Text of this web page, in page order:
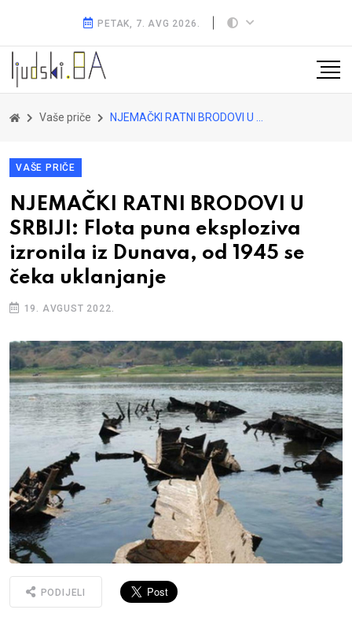
PETAK, 7. AVG 2026.
Vaše priče NJEMAČKI RATNI BRODOVI U SRBIJI: Flota puna eksploziva izronila iz Dunava, od 1945 se čeka uklanjanje
VAŠE PRIČE
NJEMAČKI RATNI BRODOVI U
SRBIJI: Flota puna eksploziva
izronila iz Dunava, od 1945 se
čeka uklanjanje
19. AVGUST 2022.
PODIJELI